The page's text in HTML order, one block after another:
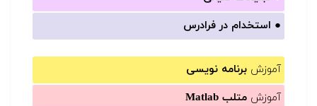
● استخدام در فرادرس
آموزش برنامه نویسی
آموزش متلب Matlab